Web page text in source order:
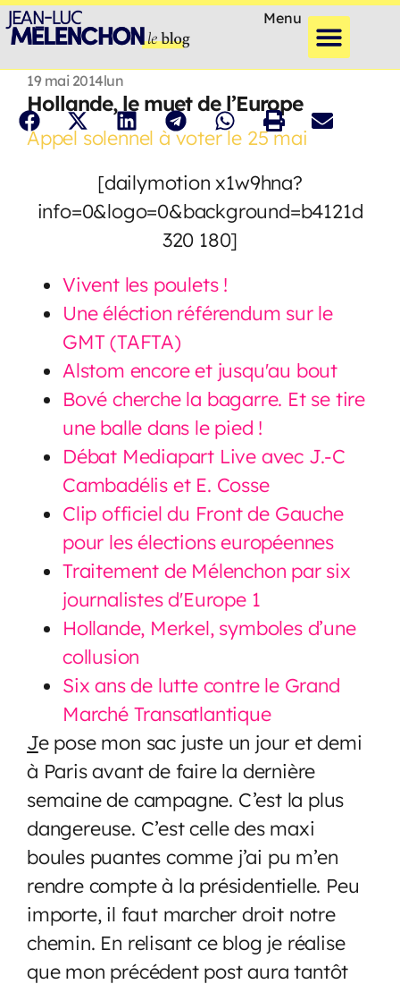
Menu
19 mai 2014lun
Hollande, le muet de l’Europe
Appel solennel à voter le 25 mai
[dailymotion x1w9hna?
info=0&logo=0&background=b4121d
320 180]
Vivent les poulets !
Une éléction référendum sur le
GMT (TAFTA)
Alstom encore et jusqu'au bout
Bové cherche la bagarre. Et se tire
une balle dans le pied !
Débat Mediapart Live avec J.-C
Cambadélis et E. Cosse
Clip officiel du Front de Gauche
pour les élections européennes
Traitement de Mélenchon par six
journalistes d'Europe 1
Hollande, Merkel, symboles d’une
collusion
Six ans de lutte contre le Grand
Marché Transatlantique
Je pose mon sac juste un jour et demi
à Paris avant de faire la dernière
semaine de campagne. C’est la plus
dangereuse. C’est celle des maxi
boules puantes comme j’ai pu m’en
rendre compte à la présidentielle. Peu
importe, il faut marcher droit notre
chemin. En relisant ce blog je réalise
que mon précédent post aura tantôt